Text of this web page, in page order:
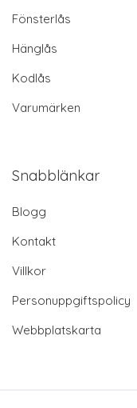
Fönsterlås
Hänglås
Kodlås
Varumärken
Snabblänkar
Blogg
Kontakt
Villkor
Personuppgiftspolicy
Webbplatskarta